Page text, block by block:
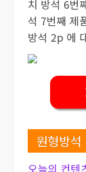
치 방석 6번
석 7번째 제
방석 2p 에
원형방
오늘의 컨텐